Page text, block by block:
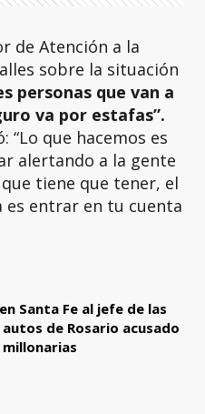
de Atención a la
sobre la situación
personas que van a
va por estafas”.
“Lo que hacemos es
alertando a la gente
tiene que tener, el
entrar en tu cuenta
Santa Fe al jefe de las
de Rosario acusado